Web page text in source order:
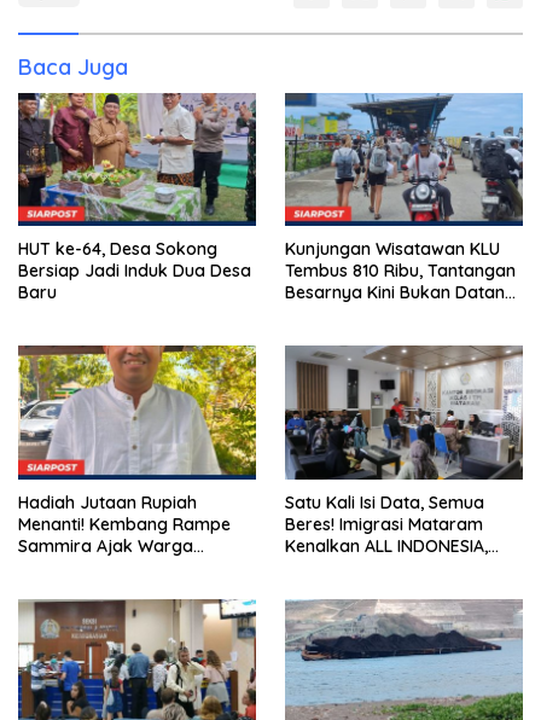
Baca Juga
HUT ke-64, Desa Sokong
Bersiap Jadi Induk Dua Desa
Baru
Kunjungan Wisatawan KLU
Tembus 810 Ribu, Tantangan
Besarnya Kini Bukan Datang,
Hadiah Jutaan Rupiah
Menanti! Kembang Rampe
Sammira Ajak Warga
Satu Kali Isi Data, Semua
Beres! Imigrasi Mataram
Kenalkan ALL INDONESIA,
Internasional